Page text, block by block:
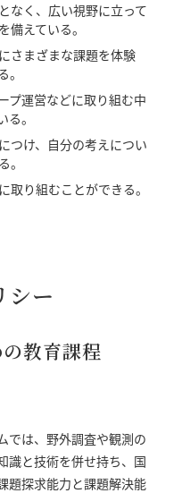
なく、広い視野に立って
えている。
さまざまな課題を体験
プ運営などに取り組む中
。
つけ、自分の考えについ
。
取り組むことができる。
シー
教育課程
では、野外調査や観測の
識と技術を併せ持ち、国
題探求能力と課題解決能